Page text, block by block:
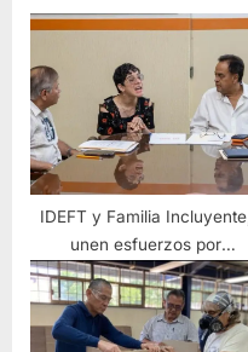
IDEFT y Familia Incluyente,
unen esfuerzos por
capacitación